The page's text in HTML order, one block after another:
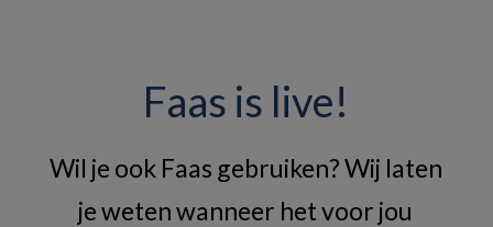
Faas is live!
Wil je ook Faas gebruiken? Wij laten
je weten wanneer het voor jou